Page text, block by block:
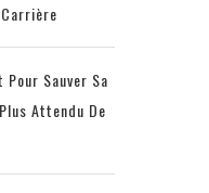
Sauver Sa
Attendu De